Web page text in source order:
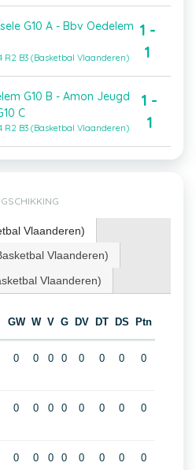
G10 A - Bbv Oedelem
R2 B3 (Basketbal Vlaanderen)
1 -
1
G10 B - Amon Jeugd
C
R2 B3 (Basketbal Vlaanderen)
1 -
1
Vlaanderen)
Vlaanderen)
Vlaanderen)
GW W V G DV DT DS Ptn
0 0 0 0 0 0 0 0
0 0 0 0 0 0 0 0
0 0 0 0 0 0 0 0